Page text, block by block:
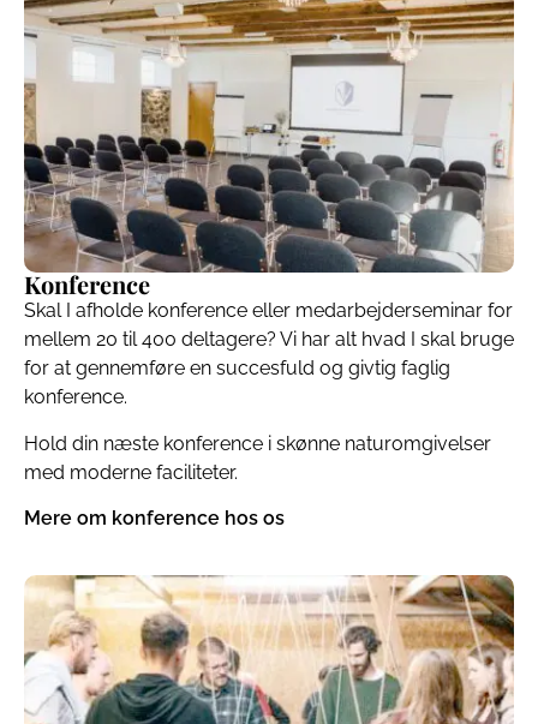
Konference
Skal I afholde konference eller medarbejderseminar for
mellem 20 til 400 deltagere? Vi har alt hvad I skal bruge
for at gennemføre en succesfuld og givtig faglig
konference.
Hold din næste konference i skønne naturomgivelser
med moderne faciliteter.
Mere om konference hos os